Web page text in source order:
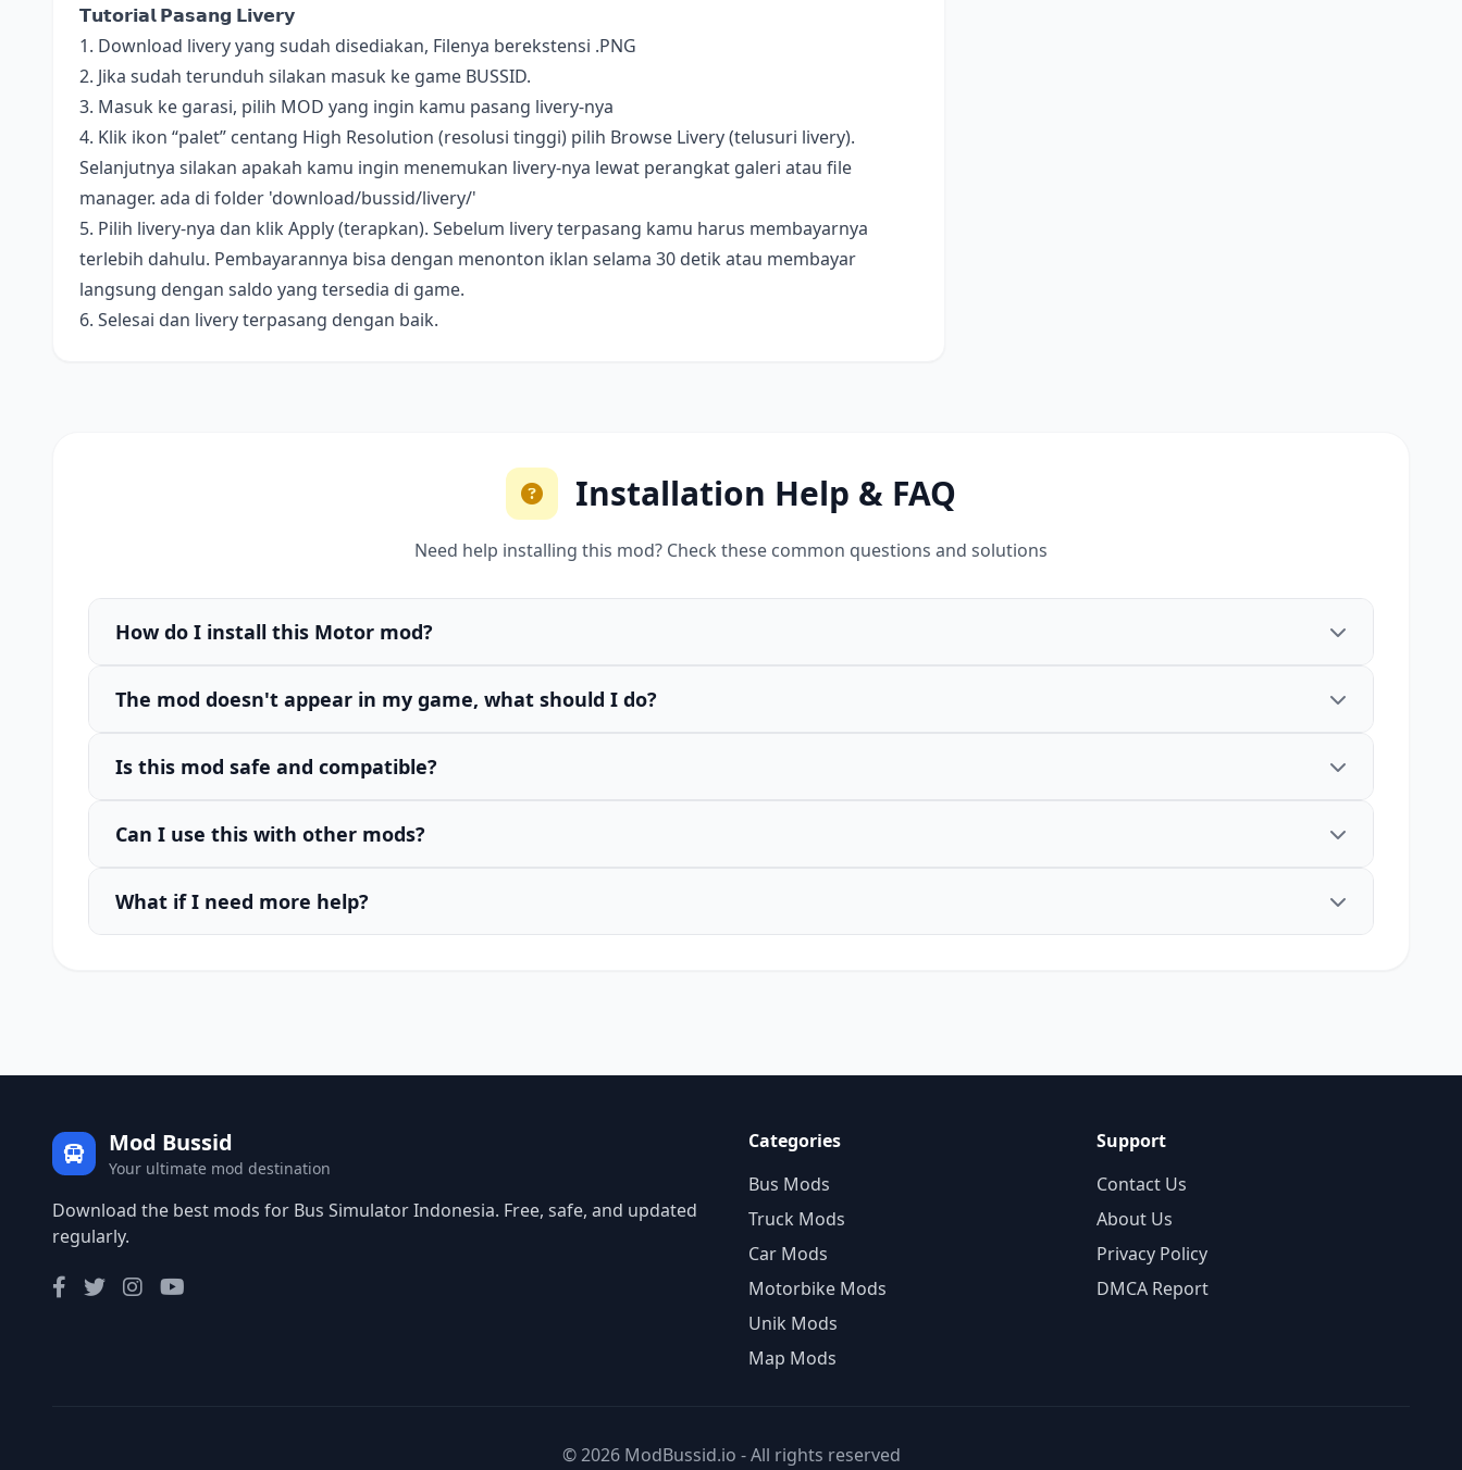
𝗧𝘂𝘁𝗼𝗿𝗶𝗮𝗹 𝗣𝗮𝘀𝗮𝗻𝗴 𝗟𝗶𝘃𝗲𝗿𝘆
1. Download livery yang sudah disediakan, Filenya berekstensi .PNG
2. Jika sudah terunduh silakan masuk ke game BUSSID.
3. Masuk ke garasi, pilih MOD yang ingin kamu pasang livery-nya
4. Klik ikon “palet” centang High Resolution (resolusi tinggi) pilih Browse Livery (telusuri livery).
Selanjutnya silakan apakah kamu ingin menemukan livery-nya lewat perangkat galeri atau file
manager. ada di folder 'download/bussid/livery/'
5. Pilih livery-nya dan klik Apply (terapkan). Sebelum livery terpasang kamu harus membayarnya
terlebih dahulu. Pembayarannya bisa dengan menonton iklan selama 30 detik atau membayar
langsung dengan saldo yang tersedia di game.
6. Selesai dan livery terpasang dengan baik.
Installation Help & FAQ
Need help installing this mod? Check these common questions and solutions
How do I install this Motor mod?
The mod doesn't appear in my game, what should I do?
Is this mod safe and compatible?
Can I use this with other mods?
What if I need more help?
Mod Bussid
Your ultimate mod destination
Download the best mods for Bus Simulator Indonesia. Free, safe, and updated
regularly.
Categories
Bus Mods
Truck Mods
Car Mods
Motorbike Mods
Unik Mods
Map Mods
Support
Contact Us
About Us
Privacy Policy
DMCA Report
© 2026 ModBussid.io - All rights reserved